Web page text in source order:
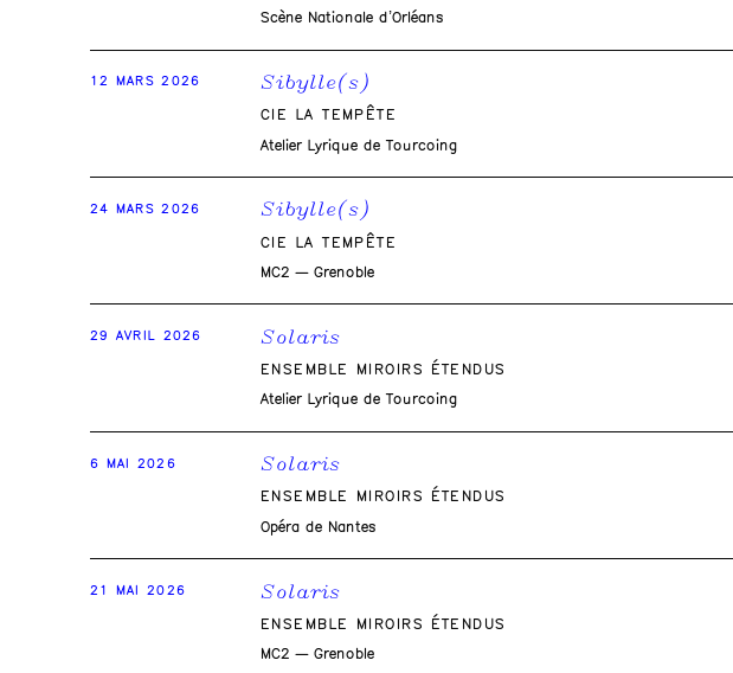
Scène Nationale d’Orléans
12 MARS 2026 Sibylle(s)
CIE LA TEMPÊTE
Atelier Lyrique de Tourcoing
24 MARS 2026 Sibylle(s)
CIE LA TEMPÊTE
MC2 — Grenoble
29 AVRIL 2026 Solaris
ENSEMBLE MIROIRS ÉTENDUS
Atelier Lyrique de Tourcoing
6 MAI 2026 Solaris
ENSEMBLE MIROIRS ÉTENDUS
Opéra de Nantes
21 MAI 2026 Solaris
ENSEMBLE MIROIRS ÉTENDUS
MC2 — Grenoble